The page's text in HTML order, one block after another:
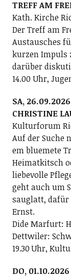
TREFF AM
Kath. Kirche
Der Treff am
Austausches
kurzen Impuls
darüber
14.00 Uhr,
SA, 26.09.2026
CHRISTINE
Kulturforum
Auf der Suche
em bluemete
Heimatkitsch
liebevolle
geht auch um
sauglatt,
Ernst.
Dide Marfurt:
Dettwiler:
19.30 Uhr,
DO, 01.10.2026